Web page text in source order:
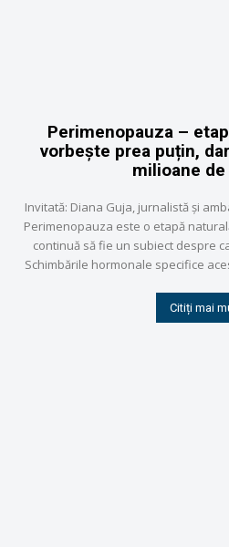
Perimenopauza –
vorbește prea puțin,
milioane
Invitată: Diana Guja, jurnalistă și
Perimenopauza este o etapă
continuă să fie un subiect despre
Schimbările hormonale specifice
Citiți mai